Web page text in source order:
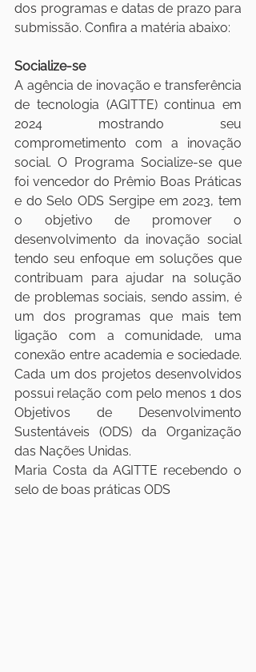
dos programas e datas de prazo para
submissão. Confira a matéria abaixo:
Socialize-se
A agência de inovação e transferência
de tecnologia (AGITTE) continua em
2024 mostrando seu
comprometimento com a inovação
social. O Programa Socialize-se que
foi vencedor do Prêmio Boas Práticas
e do Selo ODS Sergipe em 2023, tem
o objetivo de promover o
desenvolvimento da inovação social
tendo seu enfoque em soluções que
contribuam para ajudar na solução
de problemas sociais, sendo assim, é
um dos programas que mais tem
ligação com a comunidade, uma
conexão entre academia e sociedade.
Cada um dos projetos desenvolvidos
possui relação com pelo menos 1 dos
Objetivos de Desenvolvimento
Sustentáveis (ODS) da Organização
das Nações Unidas.
Maria Costa da AGITTE recebendo o
selo de boas práticas ODS